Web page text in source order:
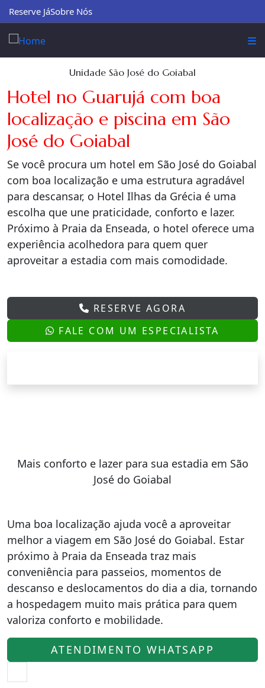
Reserve JáSobre Nós
Unidade São José do Goiabal
Hotel no Guarujá com boa
localização e piscina em São
José do Goiabal
Se você procura um hotel em São José do Goiabal
com boa localização e uma estrutura agradável
para descansar, o Hotel Ilhas da Grécia é uma
escolha que une praticidade, conforto e lazer.
Próximo à Praia da Enseada, o hotel oferece uma
experiência acolhedora para quem quer
aproveitar a estadia com mais comodidade.
RESERVE AGORA
FALE COM UM ESPECIALISTA
Mais conforto e lazer para sua estadia em São
José do Goiabal
Uma boa localização ajuda você a aproveitar
melhor a viagem em São José do Goiabal. Estar
próximo à Praia da Enseada traz mais
conveniência para passeios, momentos de
descanso e deslocamentos do dia a dia, tornando
a hospedagem muito mais prática para quem
valoriza conforto e mobilidade.
ATENDIMENTO WHATSAPP